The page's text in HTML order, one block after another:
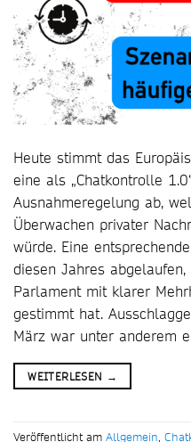
Heute stimmt das
eine als „Chatkontrolle
Ausnahmeregelung ab,
Überwachen privater
würde. Eine
diesen Jahres
Parlament mit klarer
gestimmt hat.
März war unter anderem
WEITERLESEN →
Veröffentlicht am Allgemein,